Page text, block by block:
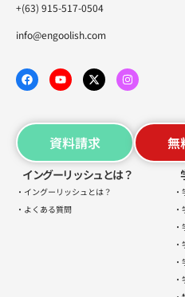
+(63) 915-517-0504
info@engoolish.com
資料請求 無
イングーリッシュとは？
・イングーリッシュとは？
・よくある質問